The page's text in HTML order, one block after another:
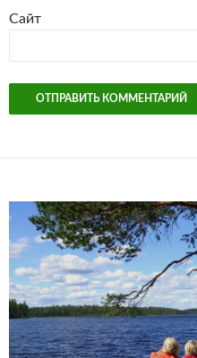
Сайт